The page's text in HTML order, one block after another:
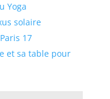
Yoga
solaire
17
et sa table pour